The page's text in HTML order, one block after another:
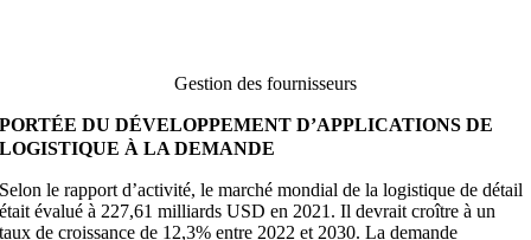
Gestion des fournisseurs
PORTÉE DU DÉVELOPPEMENT D’APPLICATIONS DE
LOGISTIQUE À LA DEMANDE
Selon le rapport d’activité, le marché mondial de la logistique de détail
était évalué à 227,61 milliards USD en 2021. Il devrait croître à un
taux de croissance de 12,3% entre 2022 et 2030. La demande